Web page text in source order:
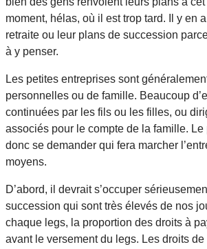
moment, hélas, où il est trop tard. Il y en
retraite ou leur plans de succession
à y penser.
Les petites entreprises sont
personnelles ou de famille. Beaucoup
continuées par les fils ou les filles, ou
associés pour le compte de la famille.
donc se demander qui fera marcher
moyens.
D’abord, il devrait s’occuper
succession qui sont très élevés de nos
chaque legs, la proportion des droits à
avant le versement du legs. Les droits